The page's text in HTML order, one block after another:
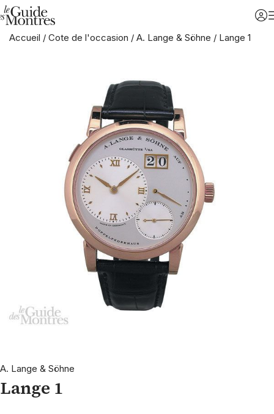
Accueil / Cote de l'occasion / A. Lange & Söhne / Lange 1
A. Lange & Söhne
Lange 1